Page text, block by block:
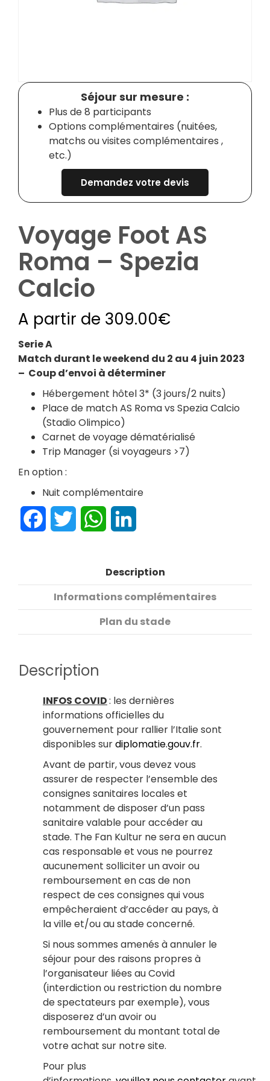
Séjour sur mesure :
Plus de 8 participants
Options complémentaires (nuitées,
matchs ou visites complémentaires ,
etc.)
Demandez votre devis
Voyage Foot AS
Roma – Spezia
Calcio
A partir de 309.00€
Serie A
Match durant le weekend du 2 au 4 juin 2023
– Coup d’envoi à déterminer
Hébergement hôtel 3* (3 jours/2 nuits)
Place de match AS Roma vs Spezia Calcio
(Stadio Olimpico)
Carnet de voyage dématérialisé
Trip Manager (si voyageurs >7)
En option :
Nuit complémentaire
FacebookTwitter WhatsApp
Description
Informations complémentaires
Plan du stade
Description
INFOS COVID: les dernières
informations officielles du
gouvernement pour rallier l’Italie sont
disponibles surdiplomatie.gouv.fr.
Avant de partir, vous devez vous
assurer de respecter l’ensemble des
consignes sanitaires locales et
notamment de disposer d’un pass
sanitaire valable pour accéder au
stade. The Fan Kultur ne sera en aucun
cas responsable et vous ne pourrez
aucunement solliciter un avoir ou
remboursement en cas de non
respect de ces consignes qui vous
empêcheraient d’accéder au pays, à
la ville et/ou au stade concerné.
Si nous sommes amenés à annuler le
séjour pour des raisons propres à
l’organisateur liées au Covid
(interdiction ou restriction du nombre
de spectateurs par exemple), vous
disposerez d’un avoir ou
remboursement du montant total de
votre achat sur notre site.
Pour plus